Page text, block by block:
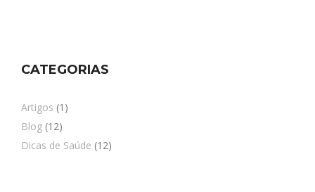
CATEGORIAS
Artigos (1)
Blog (12)
Dicas de Saúde (12)